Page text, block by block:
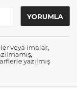
veya imalar,
yazılmış